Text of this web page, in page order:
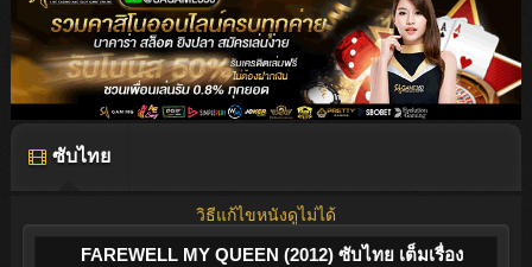
ซับไทย
วิธีแก้ไขหนังดูไม่ได้
FAREWELL MY QUEEN (2012) ซับไทย เต็มเรื่อง